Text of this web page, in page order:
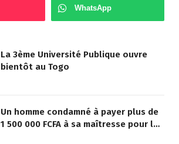
WhatsApp
La 3ème Université Publique ouvre
bientôt au Togo
Un homme condamné à payer plus de
1 500 000 FCFA à sa maîtresse pour lui